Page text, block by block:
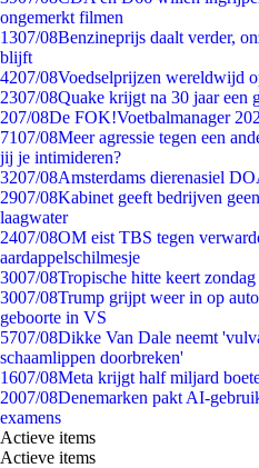
ongemerkt filmen
1307/08Benzineprijs daalt verder,
blijft
4207/08Voedselprijzen wereldwijd
2307/08Quake krijgt na 30 jaar een
207/08De FOK!Voetbalmanager
7107/08Meer agressie tegen een
jij je intimideren?
3207/08Amsterdams dierenasiel
2907/08Kabinet geeft bedrijven
laagwater
2407/08OM eist TBS tegen
aardappelschilmesje
3007/08Tropische hitte keert
3007/08Trump grijpt weer in op
geboorte in VS
5707/08Dikke Van Dale neemt
schaamlippen doorbreken'
1607/08Meta krijgt half miljard
2007/08Denemarken pakt AI-
examens
Actieve items
Actieve items